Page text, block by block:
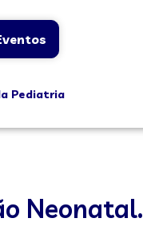
Pediatria
Neonatal.